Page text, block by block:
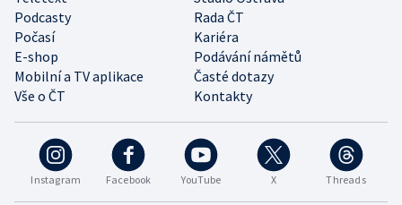
Instagram Facebook YouTube X Threads
Podcasty
Rada ČT
Počasí
Kariéra
E-shop
Podávání námětů
Mobilní a TV aplikace
Časté dotazy
Vše o ČT
Kontakty